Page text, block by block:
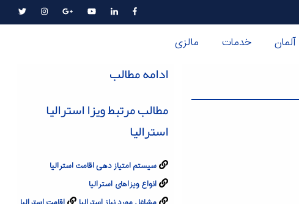
آلمان خدمات مالزی
ادامه مطالب
مطالب مرتبط ویزا استرالیا
استرالیا
سیستم امتیاز دهی اقامت استرالیا
انواع ویزاهای استرالیا